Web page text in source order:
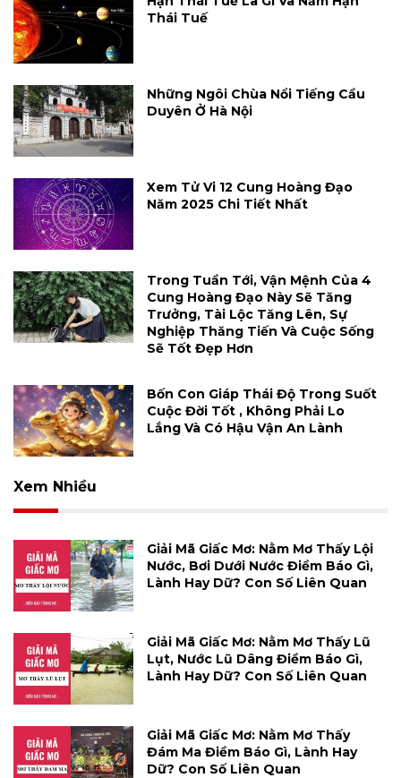
Thái Tuế
Những Ngôi Chùa Nổi Tiếng Cầu
Duyên Ở Hà Nội
Xem Tử Vi 12 Cung Hoàng Đạo
Năm 2025 Chi Tiết Nhất
Trong Tuần Tới, Vận Mệnh Của 4
Cung Hoàng Đạo Này Sẽ Tăng
Trưởng, Tài Lộc Tăng Lên, Sự
Nghiệp Thăng Tiến Và Cuộc Sống
Sẽ Tốt Đẹp Hơn
Bốn Con Giáp Thái Độ Trong Suốt
Cuộc Đời Tốt , Không Phải Lo
Lắng Và Có Hậu Vận An Lành
Xem Nhiều
Giải Mã Giấc Mơ: Nằm Mơ Thấy Lội
Nước, Bơi Dưới Nước Điềm Báo Gì,
Lành Hay Dữ? Con Số Liên Quan
Giải Mã Giấc Mơ: Nằm Mơ Thấy Lũ
Lụt, Nước Lũ Dâng Điềm Báo Gì,
Lành Hay Dữ? Con Số Liên Quan
Giải Mã Giấc Mơ: Nằm Mơ Thấy
Đám Ma Điềm Báo Gì, Lành Hay
Dữ? Con Số Liên Quan